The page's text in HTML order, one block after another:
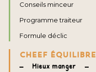
Conseils minceur
Programme traiteur
Formule déclic
CHEEF ÉQUILIBRE
Mieux manger